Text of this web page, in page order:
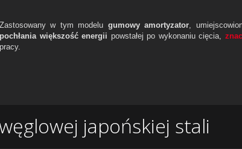
Zastosowany w tym modelu gumowy amortyzator ,
pochłania większość energii powstałej po wykonaniu cięcia,
pracy.
japońskiej stali